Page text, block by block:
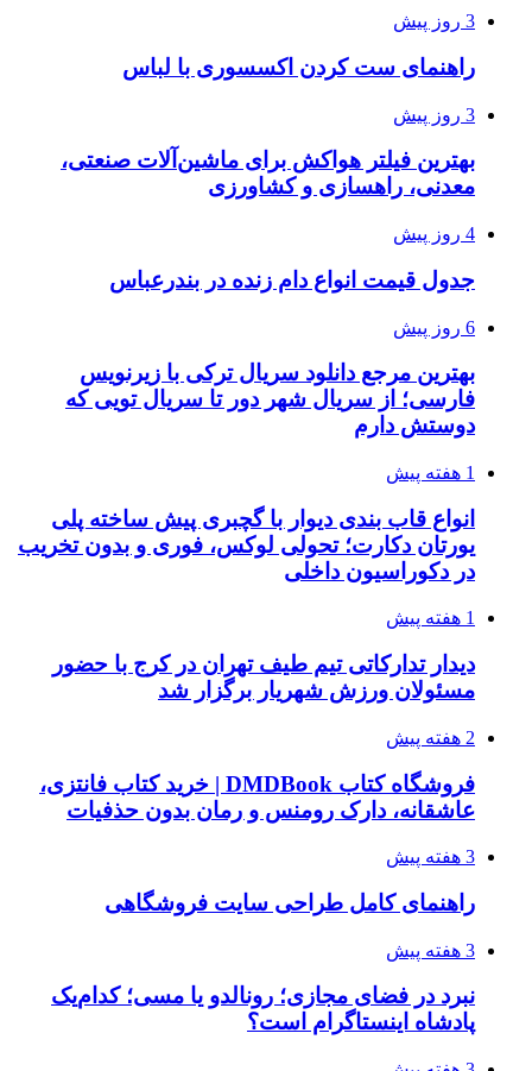
3 روز پیش
راهنمای ست کردن اکسسوری با لباس
3 روز پیش
بهترین فیلتر هواکش برای ماشین‌آلات صنعتی،
معدنی، راهسازی و کشاورزی
4 روز پیش
جدول قیمت انواع دام زنده در بندرعباس
6 روز پیش
بهترین مرجع دانلود سریال ترکی با زیرنویس
فارسی؛ از سریال شهر دور تا سریال تویی که
دوستش دارم
1 هفته پیش
انواع قاب بندی دیوار با گچبری پیش ساخته پلی
یورتان دکارت؛ تحولی لوکس، فوری و بدون تخریب
در دکوراسیون داخلی
1 هفته پیش
دیدار تدارکاتی تیم طیف تهران در کرج با حضور
مسئولان ورزش شهریار برگزار شد
2 هفته پیش
فروشگاه کتاب DMDBook | خرید کتاب فانتزی،
عاشقانه، دارک رومنس و رمان بدون حذفیات
3 هفته پیش
راهنمای کامل طراحی سایت فروشگاهی
3 هفته پیش
نبرد در فضای مجازی؛ رونالدو یا مسی؛ کدام‌یک
پادشاه اینستاگرام است؟